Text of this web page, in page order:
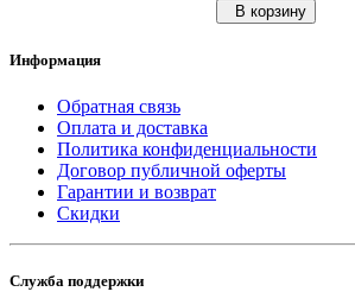
В корзину
Информация
Обратная связь
Оплата и доставка
Политика конфиденциальности
Договор публичной оферты
Гарантии и возврат
Скидки
Служба поддержки